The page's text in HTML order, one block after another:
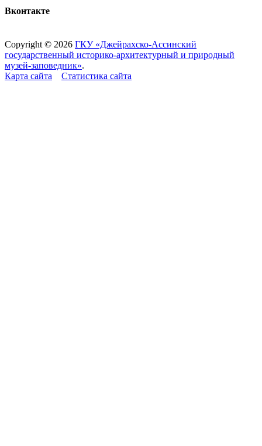
Вконтакте
Copyright © 2026 ГКУ «Джейрахско-Ассинcкий
государственный историко-архитектурный и природный
музей-заповедник».
Карта сайта
Статистика сайта